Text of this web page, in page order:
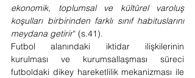
ekonomik, toplumsal ve kültürel varoluş
koşulları birbirinden farklı sınıf habituslarını
meydana getirir“ (s.41).
Futbol alanındaki iktidar ilişkilerinin
kurulması ve kurumsallaşması süreci
futboldaki dikey hareketlilik mekanizması ile